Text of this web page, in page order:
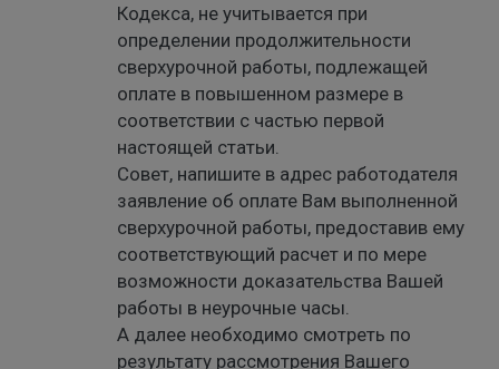
Кодекса, не учитывается при
определении продолжительности
сверхурочной работы, подлежащей
оплате в повышенном размере в
соответствии с частью первой
настоящей статьи.
Совет, напишите в адрес работодателя
заявление об оплате Вам выполненной
сверхурочной работы, предоставив ему
соответствующий расчет и по мере
возможности доказательства Вашей
работы в неурочные часы.
А далее необходимо смотреть по
результату рассмотрения Вашего